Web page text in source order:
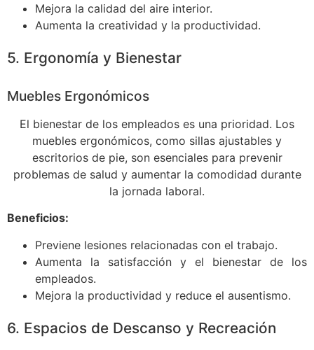
Mejora la calidad del aire interior.
Aumenta la creatividad y la productividad.
5. Ergonomía y Bienestar
Muebles Ergonómicos
El bienestar de los empleados es una prioridad. Los
muebles ergonómicos, como sillas ajustables y
escritorios de pie, son esenciales para prevenir
problemas de salud y aumentar la comodidad durante
la jornada laboral.
Beneficios:
Previene lesiones relacionadas con el trabajo.
Aumenta la satisfacción y el bienestar de los
empleados.
Mejora la productividad y reduce el ausentismo.
6. Espacios de Descanso y Recreación